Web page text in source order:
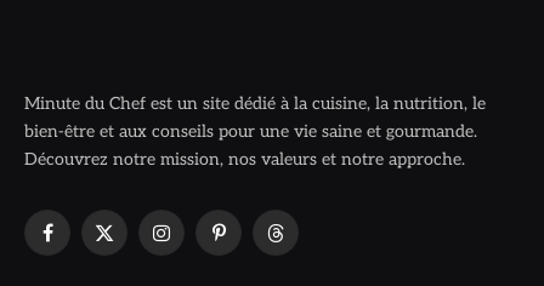
Minute du Chef est un site dédié à la cuisine, la nutrition, le
bien-être et aux conseils pour une vie saine et gourmande.
Découvrez notre mission, nos valeurs et notre approche.
Facebook
X
InstagramPinterestThreads